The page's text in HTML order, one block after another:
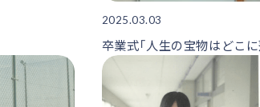
2025.03.03
卒業式「人生の宝物はどこに